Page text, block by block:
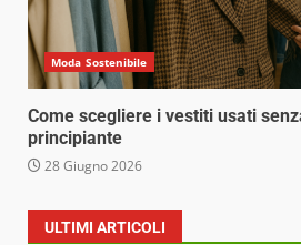
Moda Sostenibile
Come scegliere i vestiti usati
principiante
28 Giugno 2026
ULTIMI ARTICOLI